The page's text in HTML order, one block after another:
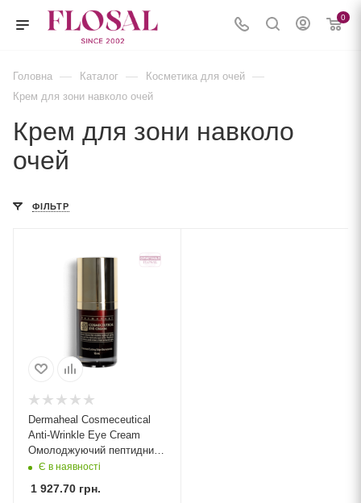
0
Головна — Каталог — Косметика для очей —
Крем для зони навколо очей
Крем для зони навколо
очей
ФІЛЬТР
Dermaheal Cosmeceutical
Anti-Wrinkle Eye Cream
Омолоджуючий пептидний
крем-ліфтинг для шкіри
розгладження зморшок
Є в наявності
1 927.70 грн.